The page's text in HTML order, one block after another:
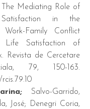
Mediating Role of
in the
Work-Family Conflict
Life Satisfaction of
Revista de Cercetare
79, 150-163.
Salvo-Garrido,
José; Denegri Coria,